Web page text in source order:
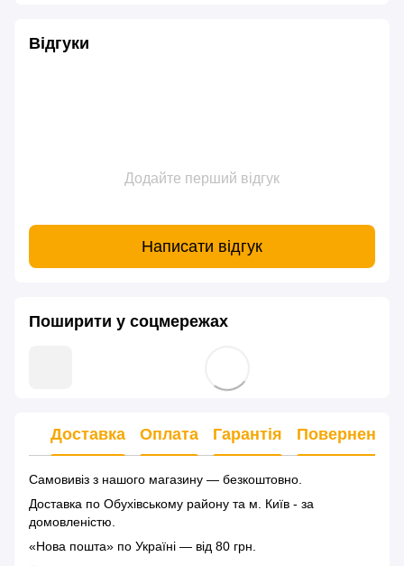
Відгуки
Додайте перший відгук
Написати відгук
Поширити у соцмережах
Доставка Оплата Гарантія Повернення
Самовивіз з нашого магазину — безкоштовно.
Доставка по Обухівському району та м. Київ - за
домовленістю.
«Нова пошта» по Україні — від 80 грн.